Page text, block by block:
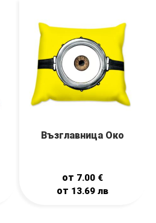
Възглавница Око
от 7.00 €
от 13.69лв